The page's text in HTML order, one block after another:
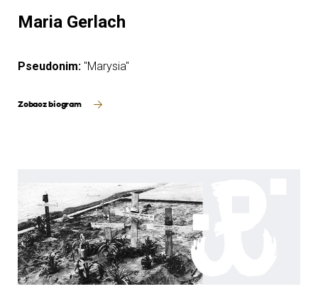
Maria Gerlach
Pseudonim: "Marysia"
Zobacz biogram